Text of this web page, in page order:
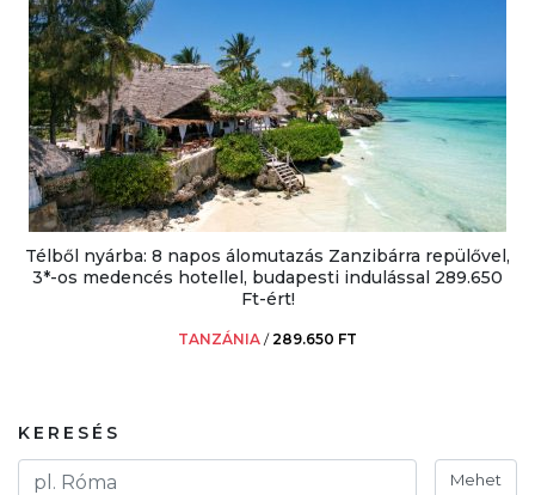
Télből nyárba: 8 napos álomutazás Zanzibárra repülővel,
3*-os medencés hotellel, budapesti indulással 289.650
Ft-ért!
TANZÁNIA /289.650 FT
KERESÉS
Mehet